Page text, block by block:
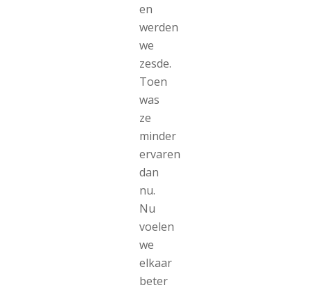
en
werden
we
zesde.
Toen
was
ze
minder
ervaren
dan
nu.
Nu
voelen
we
elkaar
beter